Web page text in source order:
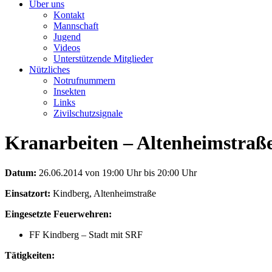
Über uns
Kontakt
Mannschaft
Jugend
Videos
Unterstützende Mitglieder
Nützliches
Notrufnummern
Insekten
Links
Zivilschutzsignale
Kranarbeiten –
Datum: 26.06.2014 von 19:00 Uhr bis 20:00 Uhr
Einsatzort: Kindberg, Altenheimstraße
Eingesetzte Feuerwehren:
FF Kindberg – Stadt mit SRF
Tätigkeiten: